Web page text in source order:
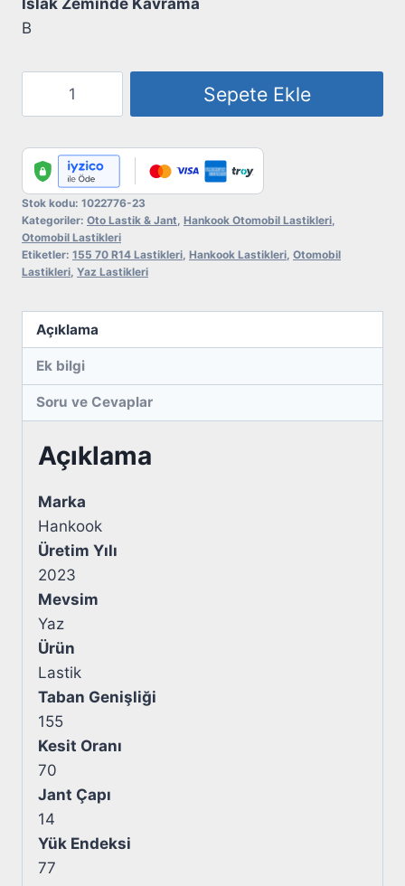
Islak Zeminde Kavrama
B
Kinergy
Eco2
K435
Oto
Yaz
Lastiği
Sepete Ekle
Stok kodu: 1022776-23
Kategoriler: Oto Lastik & Jant, Hankook Otomobil Lastikleri,
Otomobil Lastikleri
Etiketler: 155 70 R14 Lastikleri, Hankook Lastikleri, Otomobil
Lastikleri, Yaz Lastikleri
Açıklama
Ek bilgi
Soru ve Cevaplar
Açıklama
Marka
Hankook
Üretim Yılı
2023
Mevsim
Yaz
Ürün
Lastik
Taban Genişliği
155
Kesit Oranı
70
Jant Çapı
14
Yük Endeksi
77